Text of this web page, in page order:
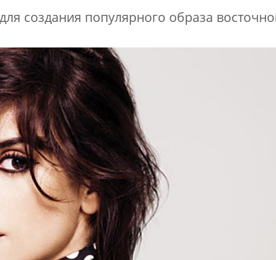
создания популярного образа